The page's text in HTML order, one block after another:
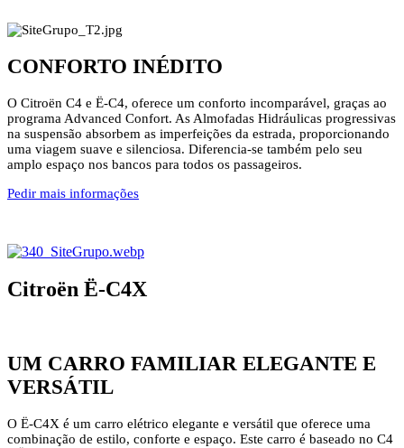
CONFORTO INÉDITO
O Citroën C4 e Ë-C4, oferece um conforto incomparável, graças ao
programa Advanced Confort. As Almofadas Hidráulicas progressivas
na suspensão absorbem as imperfeições da estrada, proporcionando
uma viagem suave e silenciosa. Diferencia-se também pelo seu
amplo espaço nos bancos para todos os passageiros.
Pedir mais informações
Citroën Ë-C4X
UM CARRO FAMILIAR ELEGANTE E
VERSÁTIL
O Ë-C4X é um carro elétrico elegante e versátil que oferece uma
combinação de estilo, conforte e espaço. Este carro é baseado no C4